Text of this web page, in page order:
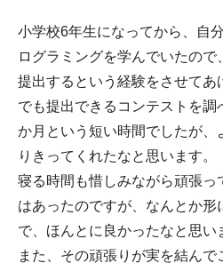
小学校6年生になってから、自
ログラミングを学んでいたので
提出するという経験をさせてあ
でも提出できるコンテストを調
か月という短い時間でしたが、
りきってくれたなと思います。
寝る時間も惜しみながら頑張っ
はあったのですが、なんとか形
で、ほんとに良かったなと思い
また、その頑張りが実を結ん